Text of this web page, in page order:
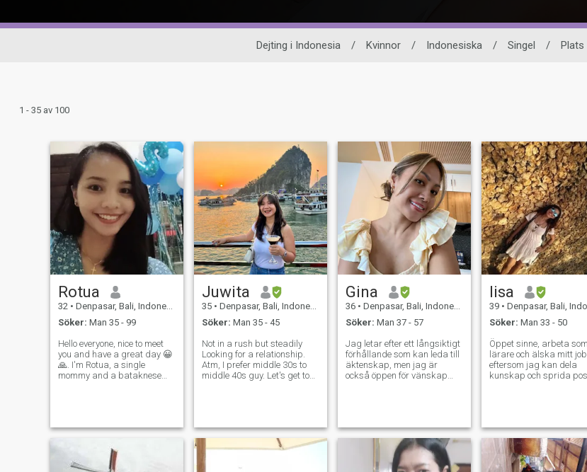
Dejting i Indonesia / Kvinnor / Indonesiska / Singel / Plats
1 - 35 av 100
Rotua
32 • Denpasar, Bali, Indonesien
Söker: Man 35 - 99
Hello everyone, nice to meet
you and have a great day 😀
🙏. I'm Rotua, a single
mommy and a bataknese
site then deactivate, and now
Juwita
35 • Denpasar, Bali, Indonesien
Söker: Man 35 - 45
Not in a rush but steadily
Looking for a relationship.
Atm, I prefer middle 30s to
middle 40s guy. Let's get to
& NOT INTERESTE
Gina
36 • Denpasar, Bali, Indonesien
Söker: Man 37 - 57
Jag letar efter ett långsiktigt
förhållande som kan leda till
äktenskap, men jag är
också öppen för vänskap
hela världen. Om du
någonsin behöver en
chaufför när du är på
semester på Bali, hjälper jag
lisa
39 • Denpasar, Bali,
Söker: Man 33 - 50
Öppet sinne, arbeta som
lärare och älska mitt
eftersom jag kan dela
kunskap och sprida
ibland gå på bio,
eller café. Jag söker en
partner att dela och
detta vackra liv